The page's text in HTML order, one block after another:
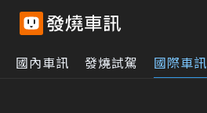
國內車訊 發燒試駕 國際車訊